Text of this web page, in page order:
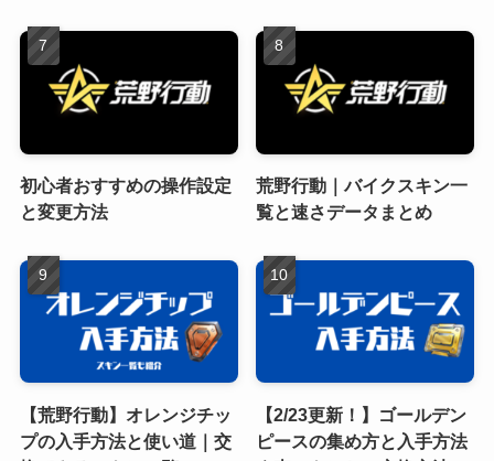
初心者おすすめの操作設定
と変更方法
荒野行動｜バイクスキン一
覧と速さデータまとめ
【荒野行動】オレンジチッ
プの入手方法と使い道｜交
【2/23更新！】ゴールデン
ピースの集め方と入手方法